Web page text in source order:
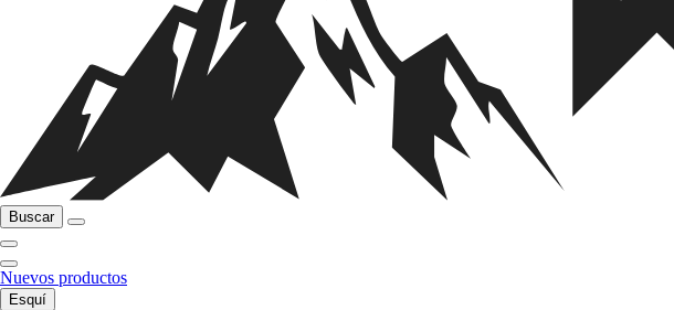
Buscar
Nuevos productos
Esquí